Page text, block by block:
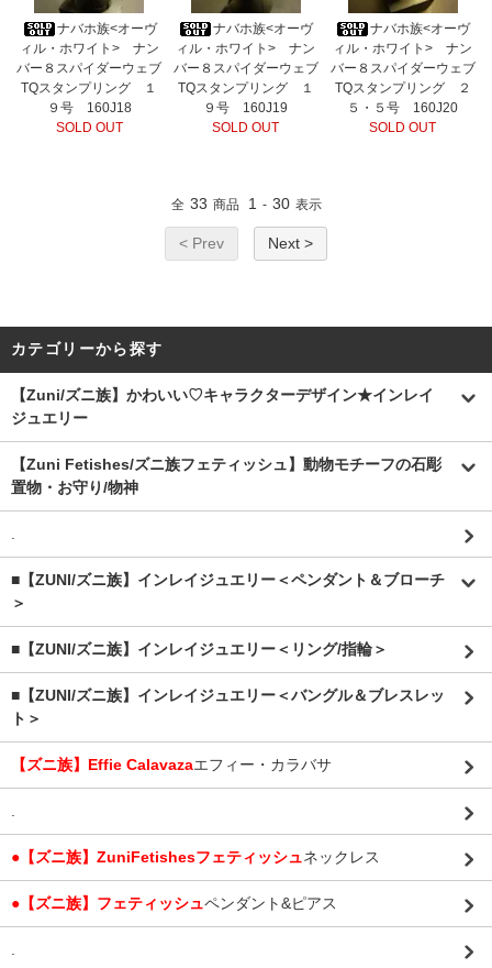
ナバホ族<オーヴ
ィル・ホワイト> ナン
バー８スパイダーウェブ
TQスタンプリング １
９号 160J18
SOLD OUT
ナバホ族<オーヴ
ィル・ホワイト> ナン
バー８スパイダーウェブ
TQスタンプリング １
９号 160J19
SOLD OUT
ナバホ族<オーヴ
ィル・ホワイト> ナン
バー８スパイダーウェブ
TQスタンプリング ２
５・５号 160J20
SOLD OUT
全 33 商品 1 - 30 表示
< Prev Next >
カテゴリーから探す
【Zuni/ズニ族】かわいい♡キャラクターデザイン★インレイ
ジュエリー
【Zuni Fetishes/ズニ族フェティッシュ】動物モチーフの石彫
置物・お守り/物神
■【ZUNI/ズニ族】インレイジュエリー＜ペンダント＆ブローチ
＞
■【ZUNI/ズニ族】インレイジュエリー＜リング/指輪＞
■【ZUNI/ズニ族】インレイジュエリー＜バングル＆ブレスレッ
ト＞
【ズニ族】Effie Calavazaエフィー・カラバサ
●【ズニ族】ZuniFetishesフェティッシュネックレス
●【ズニ族】フェティッシュペンダント&ピアス